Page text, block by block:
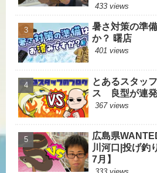
433 views
暑さ対策の準
か？ 曙店
401 views
とあるスタッ
ス 良型が連発
367 views
広島県
川河口|投げ釣
7月】